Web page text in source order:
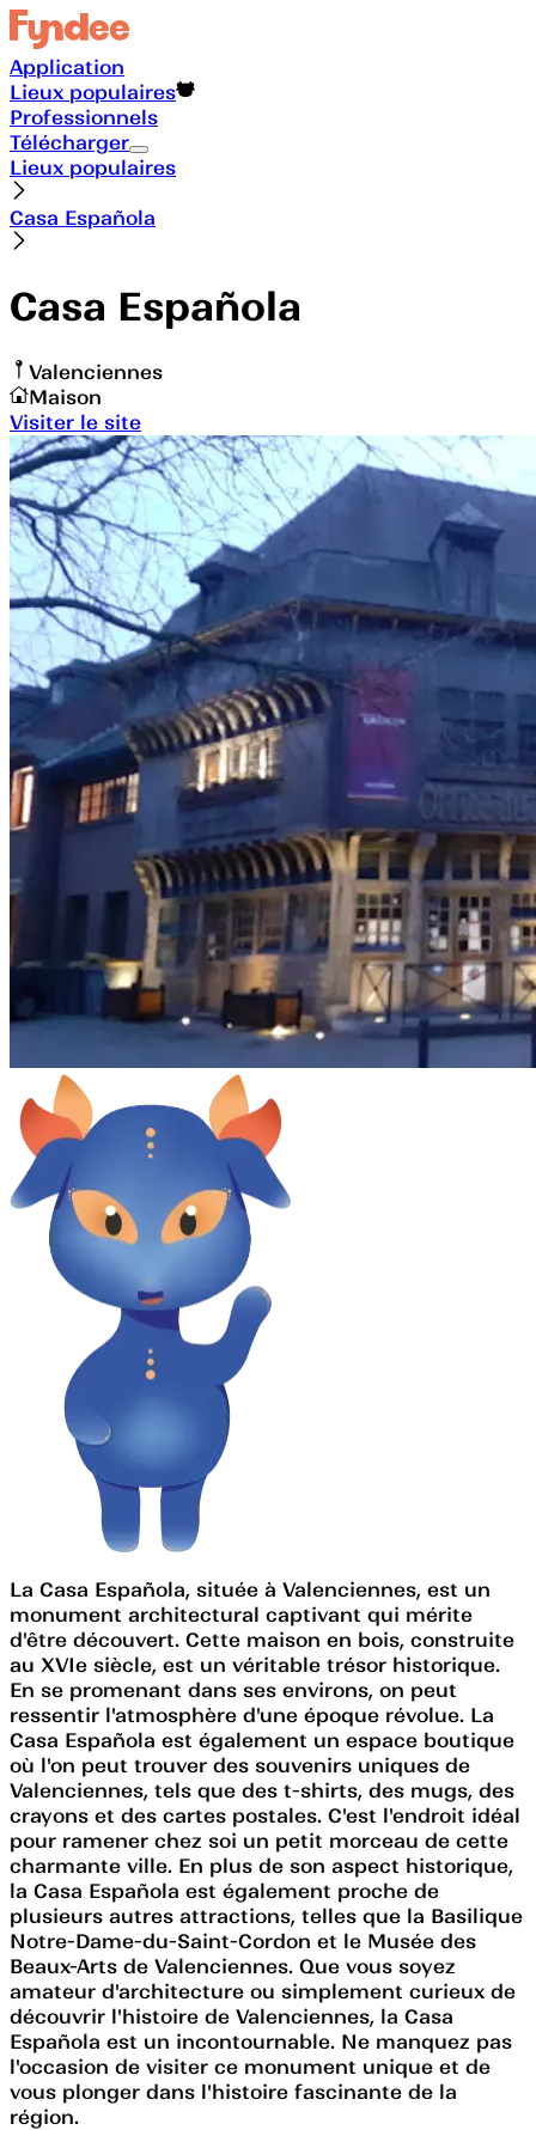
Application
Lieux populaires
Professionnels
Télécharger
Lieux populaires
Casa Española
Casa Española
Valenciennes
Maison
Visiter le site
La Casa Española, située à Valenciennes, est un
monument architectural captivant qui mérite
d'être découvert. Cette maison en bois, construite
au XVIe siècle, est un véritable trésor historique.
En se promenant dans ses environs, on peut
ressentir l'atmosphère d'une époque révolue. La
Casa Española est également un espace boutique
où l'on peut trouver des souvenirs uniques de
Valenciennes, tels que des t-shirts, des mugs, des
crayons et des cartes postales. C'est l'endroit idéal
pour ramener chez soi un petit morceau de cette
charmante ville. En plus de son aspect historique,
la Casa Española est également proche de
plusieurs autres attractions, telles que la Basilique
Notre-Dame-du-Saint-Cordon et le Musée des
Beaux-Arts de Valenciennes. Que vous soyez
amateur d'architecture ou simplement curieux de
découvrir l'histoire de Valenciennes, la Casa
Española est un incontournable. Ne manquez pas
l'occasion de visiter ce monument unique et de
vous plonger dans l'histoire fascinante de la
région.